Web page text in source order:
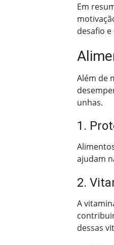
Em
desafio
Além de
unhas.
1.
ajudam
2.
A
dessas